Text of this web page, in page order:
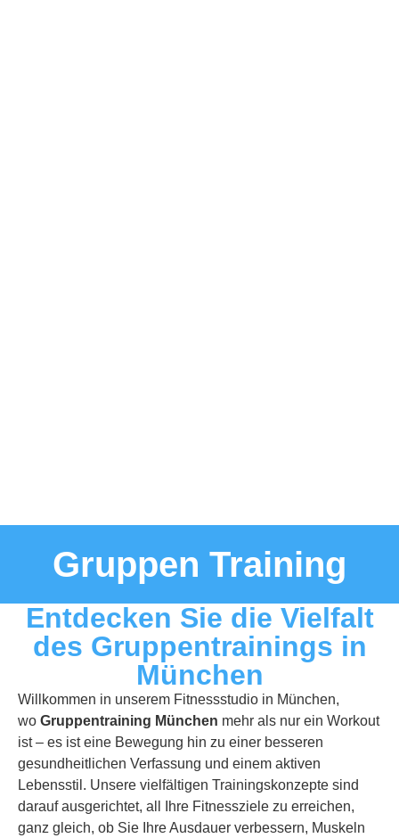
Gruppen Training
Entdecken Sie die Vielfalt
des Gruppentrainings in
München
Willkommen in unserem Fitnessstudio in München,
wo Gruppentraining München mehr als nur ein Workout
ist – es ist eine Bewegung hin zu einer besseren
gesundheitlichen Verfassung und einem aktiven
Lebensstil. Unsere vielfältigen Trainingskonzepte sind
darauf ausgerichtet, all Ihre Fitnessziele zu erreichen,
ganz gleich, ob Sie Ihre Ausdauer verbessern, Muskeln